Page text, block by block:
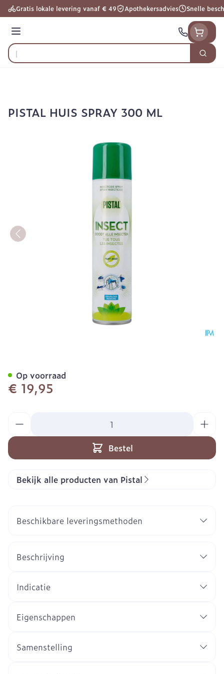
Ga naar de inhoud
Gratis lokale levering vanaf € 49 Apothekersadvies Snelle
Menu
Product, merk, categorie...
Zoek
PISTAL HUIS SPRAY 300 ML
€ 19,95
Bestel
Op voorraad
Bekijk alle producten van Pistal
Beschikbare leveringsmethoden
Beschrijving
Indicatie
Eigenschappen
Samenstelling